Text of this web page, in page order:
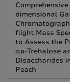
Comprehensive
dimensional
flight Mass
to Assess the
α,α-Trehalose
Disaccharides
Peach